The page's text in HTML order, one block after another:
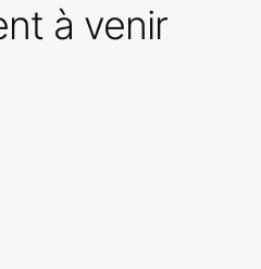
à venir